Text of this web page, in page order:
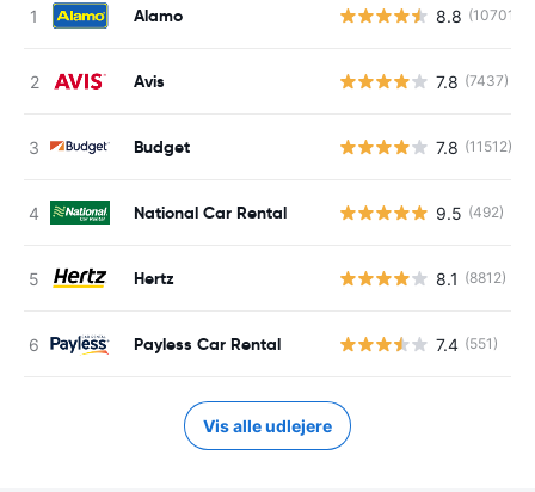
Alamo 8.8 (10701)
Avis 7.8 (7437)
Budget 7.8 (11512)
National Car Rental 9.5 (492)
Hertz 8.1 (8812)
Payless Car Rental 7.4 (551)
Vis alle udlejere